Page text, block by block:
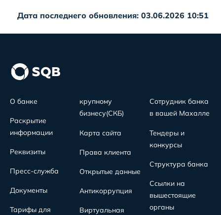
Дата последнего обновления: 03.06.2026 10:51
О банке
Раскрытие
информации
Реквизиты
Пресс-служба
Документы
Тарифы для
крупному
бизнесу(СКБ)
Карта сайта
Права клиента
Открытые данные
Антикоррупция
Виртуальная
Сотрудник банка
в вашей Махалле
Тендеры и
конкурсы
Структура банка
Ссылки на
вышестоящие
органы